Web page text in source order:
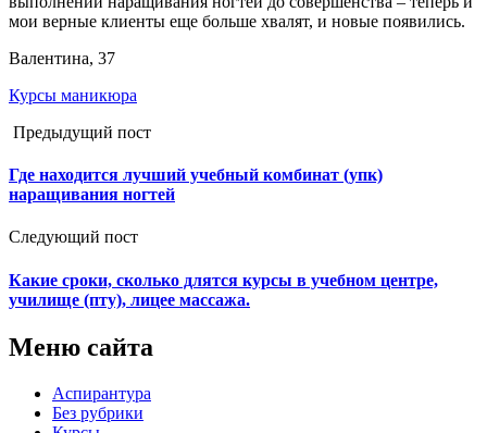
мои верные клиенты еще больше хвалят, и новые появились.
Валентина, 37
Курсы маникюра
Предыдущий пост
Где находится лучший учебный комбинат (упк)
наращивания ногтей
Следующий пост
Какие сроки, сколько длятся курсы в учебном центре,
училище (пту), лицее массажа.
Меню сайта
Аспирантура
Без рубрики